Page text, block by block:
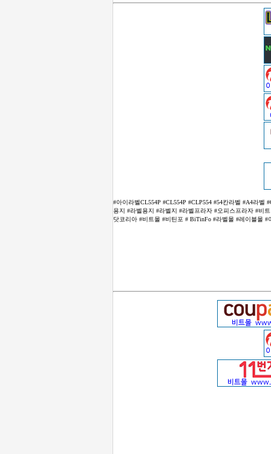
#아이라벨CL554P #CL554P #CLP554 #54칸라벨 #A4라
용지 #라벨용지 #라벨지 #라벨프라자 #오피스프라자 #비
닷코리아 #비트몰 #비틴포 # BiTinFo #라벨몰 #레이블몰 #